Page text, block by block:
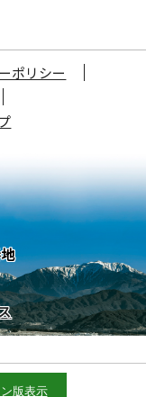
ポリシー
版表示